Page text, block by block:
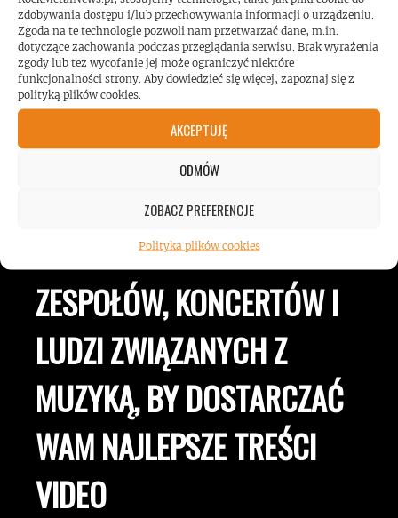
zdobywania dostępu i/lub przechowywania informacji o urządzeniu.
Zgoda na te technologie pozwoli nam przetwarzać dane, m.in.
dotyczące zachowania podczas przeglądania serwisu. Brak wyrażenia
zgody lub też wycofanie jej może ograniczyć niektóre
funkcjonalności strony. Aby dowiedzieć się więcej, zapoznaj się z
polityką plików cookies.
AKCEPTUJĘ
ODMÓW
ZOBACZ PREFERENCJE
Polityka plików cookies
ROCKMETALNEWS TV
JESTEŚMY BLISKO
ZESPOŁÓW, KONCERTÓW I
LUDZI ZWIĄZANYCH Z
MUZYKĄ, BY DOSTARCZAĆ
WAM NAJLEPSZE TREŚCI
VIDEO